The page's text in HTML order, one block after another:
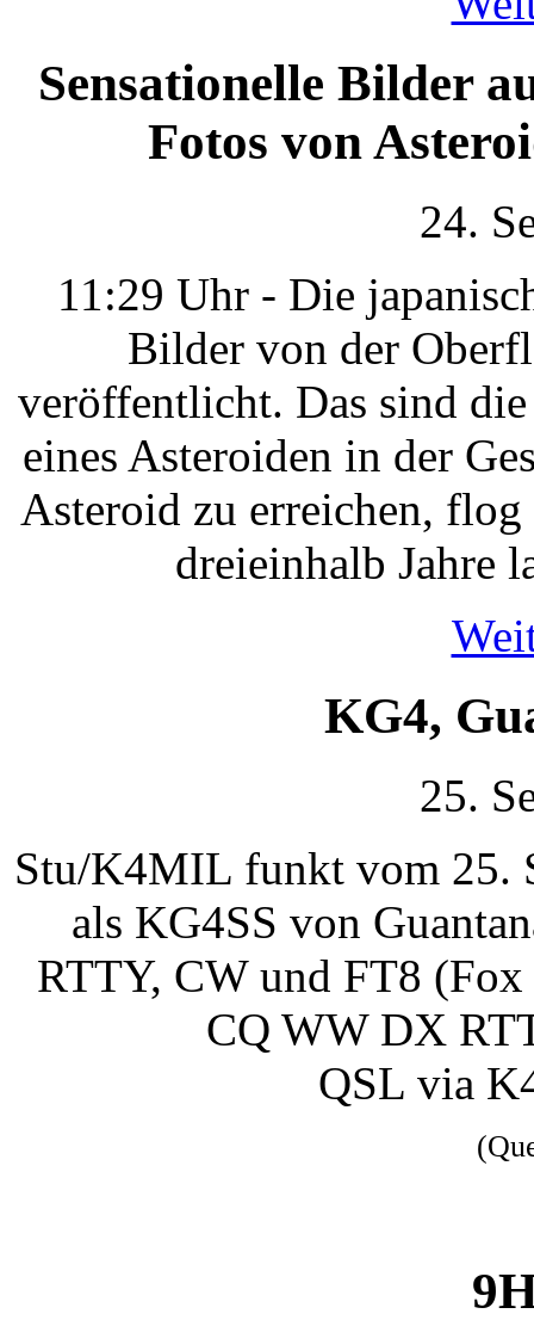
Sensationelle Bilder
Fotos von
24.
11:29 Uhr - Die
Bilder von der
veröffentlicht. Das sind
eines Asteroiden in der
Asteroid zu erreichen, flog
dreieinhalb Jahre
KG4,
25.
Stu/K4MIL funkt vom 25.
als KG4SS von
RTTY, CW und FT8
CQ WW DX
QSL via